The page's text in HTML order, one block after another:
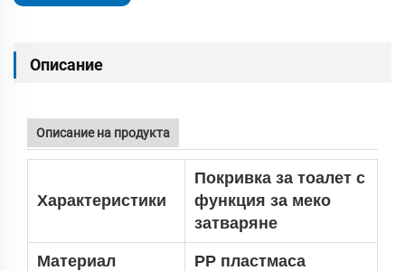
Описание
Описание на продукта
Характеристики
Покривка за тоалет с
функция за меко
затваряне
Материал PP пластмаса